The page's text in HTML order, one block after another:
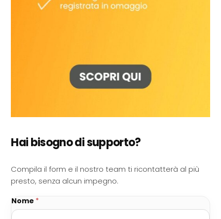
Hai bisogno di supporto?
Compila il form e il nostro team ti ricontatterà al più
presto, senza alcun impegno.
Nome *